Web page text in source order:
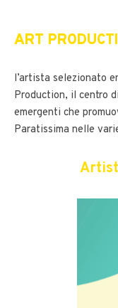
ART
l’artista selezionato
Production, il centro
emergenti che
Paratissima nelle